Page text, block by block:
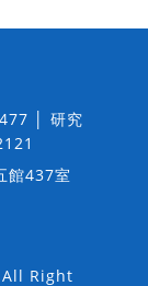
│ 研究
館437室
All Right